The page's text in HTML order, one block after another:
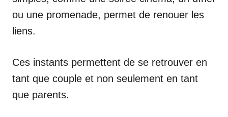
ou une promenade, permet de renouer les
liens.
Ces instants permettent de se retrouver en
tant que couple et non seulement en tant
que parents.